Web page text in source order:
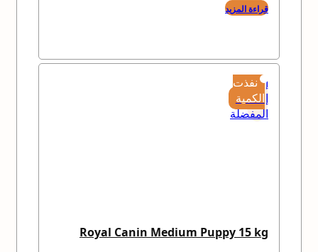
قراءة المزيد
نفذت
الكمية
إضافة
إلى
المفضلة
Royal Canin Medium Puppy 15 kg